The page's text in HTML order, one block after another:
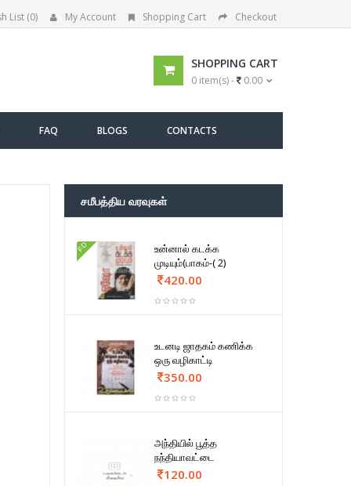
List (0) My Account Shopping Cart Checkout
SHOPPING CART
0 item(s) - 0.00
FAQ BLOGS CONTACTS
சமீபத்திய வரவுகள்
FD
உன்னால் கடக்க
முடியும்(பாகம்-( 2)
420.00
உடனடி ஜாதகம் கணிக்க
ஒரு வழிகாட்டி
350.00
அந்தியில் பூத்த
நந்தியாவட்டை
120.00